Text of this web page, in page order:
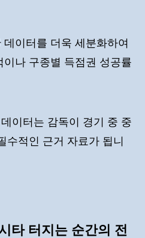
이터를 더욱 세분화하여
나 구종별 득점권 성공률
이터는 감독이 경기 중 중
수적인 근거 자료가 됩니
타 터지는 순간의 전